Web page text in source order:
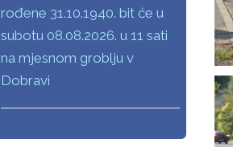
rođene 31.10.1940. bit će u
subotu 08.08.2026. u 11 sati
na mjesnom groblju v
Dobravi